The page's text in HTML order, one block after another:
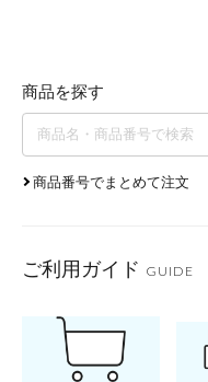
商品を探す
商品番号でまとめて注文
ご利用ガイド GUIDE